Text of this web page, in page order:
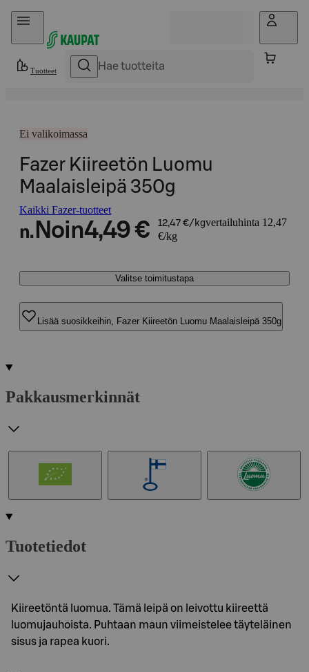
Hyppää sisältöön
Tuotteet
Ei valikoimassa
Fazer Kiireetön Luomu
Maalaisleipä 350g
Kaikki Fazer-tuotteet
n. Noin4,49 € 12,47 €/kgvertailuhinta 12,47
€/kg
Valitse toimitustapa
Lisää suosikkeihin, Fazer Kiireetön Luomu Maalaisleipä 350g
Pakkausmerkinnät
Tuotetiedot
Kiireetöntä luomua. Tämä leipä on leivottu kiireettä
luomujauhoista. Puhtaan maun viimeistelee täyteläinen
sisus ja rapea kuori.